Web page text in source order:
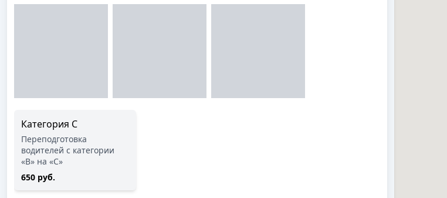
Категория C
Переподготовка
водителей с категории
«B» на «С»
650 руб.